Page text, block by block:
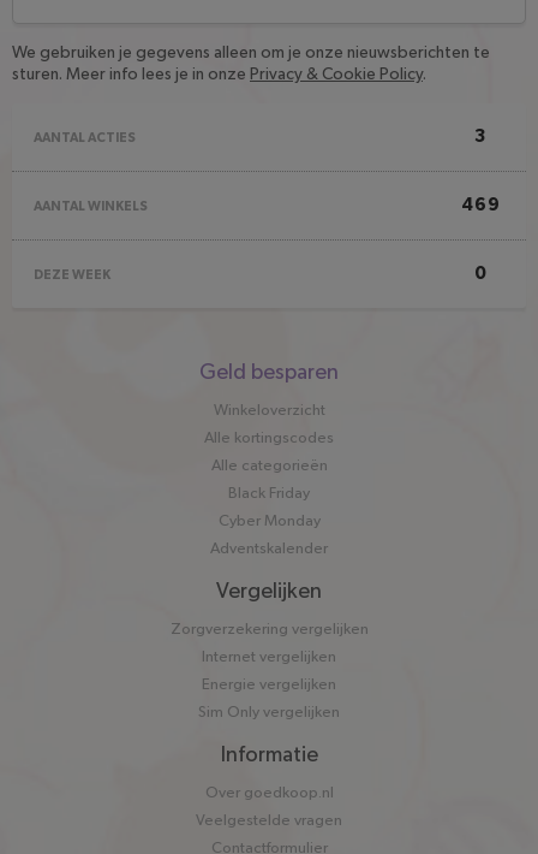
We gebruiken je gegevens alleen om je onze nieuwsberichten te
sturen. Meer info lees je in onze Privacy & Cookie Policy.
AANTAL ACTIES 3
AANTAL WINKELS 469
DEZE WEEK 0
Geld besparen
Winkeloverzicht
Alle kortingscodes
Alle categorieën
Black Friday
Cyber Monday
Adventskalender
Vergelijken
Zorgverzekering vergelijken
Internet vergelijken
Energie vergelijken
Sim Only vergelijken
Informatie
Over goedkoop.nl
Veelgestelde vragen
Contactformulier